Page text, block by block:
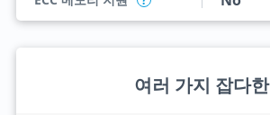
여러 가지 잡다한